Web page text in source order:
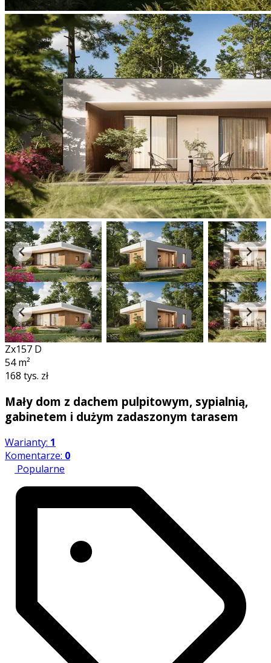
Zx157 D
54m²
168 tys. zł
Mały dom z dachem pulpitowym, sypialnią,
gabinetem i dużym zadaszonym tarasem
Warianty: 1
Komentarze: 0
Popularne